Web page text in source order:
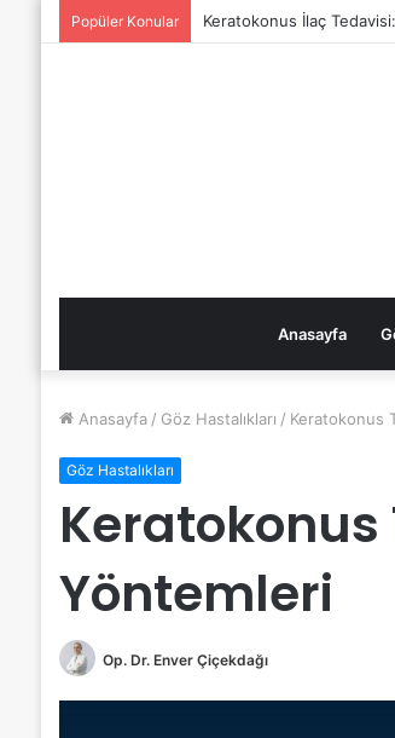
Popüler Konular Keratokonus İlaç
Anasayfa
Anasayfa / Göz Hastalıkları / Keratokonus
Göz Hastalıkları
Keratokonus
Yöntemleri
Op. Dr. Enver Çiçekdağı